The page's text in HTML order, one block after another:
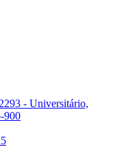
- Universitário,
900